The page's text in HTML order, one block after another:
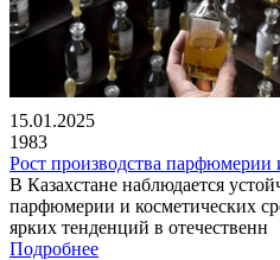
15.01.2025
1983
Рост производства парфюмерии
В Казахстане наблюдается
парфюмерии и косметических
ярких тенденций в отечественн
Подробнее